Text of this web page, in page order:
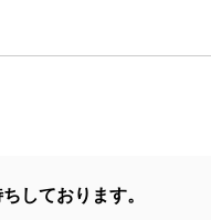
しいということ。
のは幕末になってか
級なんだ、とぼく
しております。